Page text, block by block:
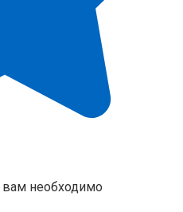
необходимо